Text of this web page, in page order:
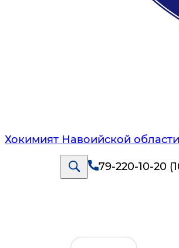
Хокимият Навоийской области
79-220-10-20